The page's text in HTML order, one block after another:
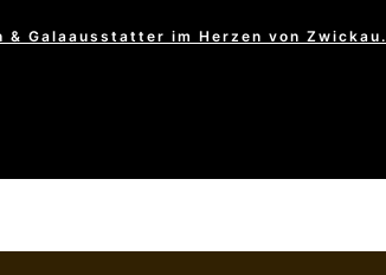
& Galaausstatter im Herzen von Zwickau.